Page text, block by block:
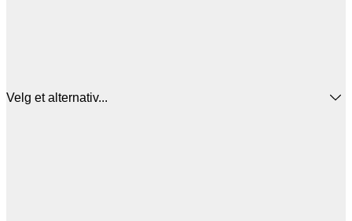
Velg et alternativ...